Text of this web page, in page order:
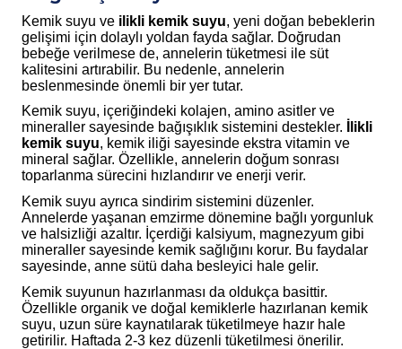
Kemik suyu ve ilikli kemik suyu, yeni doğan bebeklerin
gelişimi için dolaylı yoldan fayda sağlar. Doğrudan
bebeğe verilmese de, annelerin tüketmesi ile süt
kalitesini artırabilir. Bu nedenle, annelerin
beslenmesinde önemli bir yer tutar.
Kemik suyu, içeriğindeki kolajen, amino asitler ve
mineraller sayesinde bağışıklık sistemini destekler.
İlikli
kemik suyu, kemik iliği sayesinde ekstra vitamin ve
mineral sağlar. Özellikle, annelerin doğum sonrası
toparlanma sürecini hızlandırır ve enerji verir.
Kemik suyu ayrıca sindirim sistemini düzenler.
Annelerde yaşanan emzirme dönemine bağlı yorgunluk
ve halsizliği azaltır. İçerdiği kalsiyum, magnezyum gibi
mineraller sayesinde kemik sağlığını korur. Bu faydalar
sayesinde, anne sütü daha besleyici hale gelir.
Kemik suyunun hazırlanması da oldukça basittir.
Özellikle organik ve doğal kemiklerle hazırlanan kemik
suyu, uzun süre kaynatılarak tüketilmeye hazır hale
getirilir. Haftada 2-3 kez düzenli tüketilmesi önerilir.